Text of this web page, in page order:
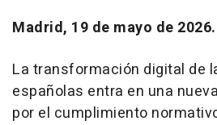
Madrid, 19 de mayo de
La transformación digital de
españolas entra en una
por el cumplimiento